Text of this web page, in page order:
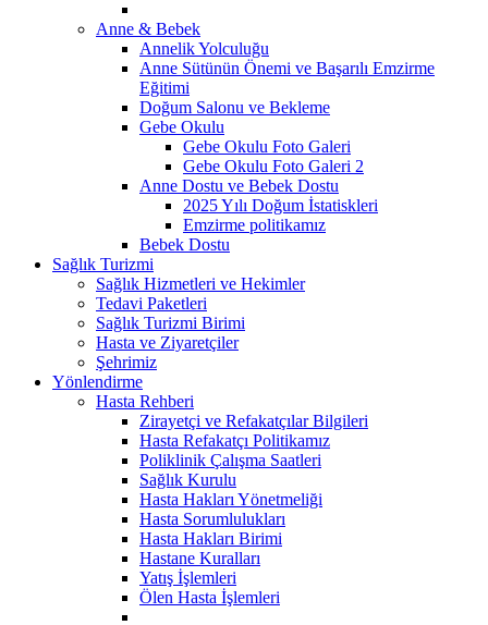
Anne & Bebek
Annelik Yolculuğu
Anne Sütünün Önemi ve Başarılı Emzirme
Eğitimi
Doğum Salonu ve Bekleme
Gebe Okulu
Gebe Okulu Foto Galeri
Gebe Okulu Foto Galeri 2
Anne Dostu ve Bebek Dostu
2025 Yılı Doğum İstatiskleri
Emzirme politikamız
Bebek Dostu
Sağlık Turizmi
Sağlık Hizmetleri ve Hekimler
Tedavi Paketleri
Sağlık Turizmi Birimi
Hasta ve Ziyaretçiler
Şehrimiz
Yönlendirme
Hasta Rehberi
Zirayetçi ve Refakatçılar Bilgileri
Hasta Refakatçı Politikamız
Poliklinik Çalışma Saatleri
Sağlık Kurulu
Hasta Hakları Yönetmeliği
Hasta Sorumlulukları
Hasta Hakları Birimi
Hastane Kuralları
Yatış İşlemleri
Ölen Hasta İşlemleri